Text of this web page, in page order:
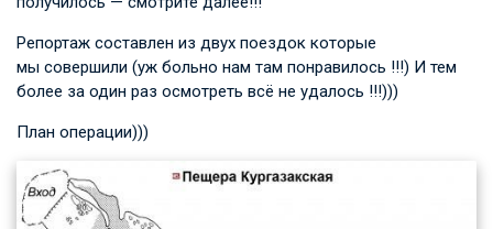
Репортаж составлен из двух поездок которые
мы совершили (уж больно нам там понравилось !!!) И тем
более за один раз осмотреть всё не удалось !!!)))
План операции)))